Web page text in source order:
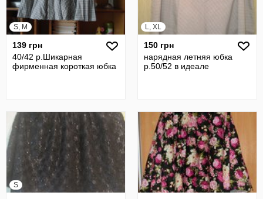
S, M
139 грн
40/42 р.Шикарная
фирменная короткая юбка
L, XL
150 грн
нарядная летняя юбка
р.50/52 в идеале
S